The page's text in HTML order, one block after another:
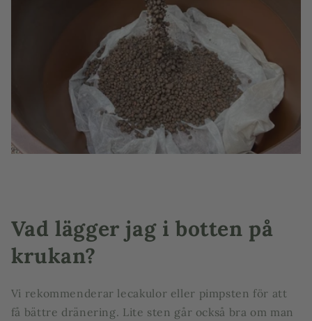
Vad lägger jag i botten på
krukan?
Vi rekommenderar lecakulor eller pimpsten för att
få bättre dränering. Lite sten går också bra om man